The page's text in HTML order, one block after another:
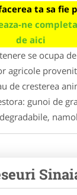
ta sa fie
ne
de aici
se ocupa
agricole
de cresterea
gunoi de